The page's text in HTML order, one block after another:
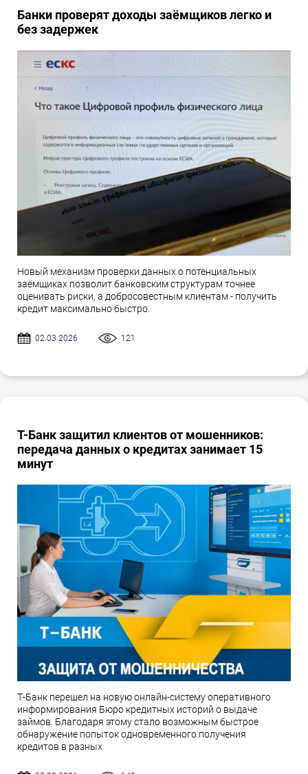
Банки проверят доходы заёмщиков легко и
без задержек
Новый механизм проверки данных о потенциальных
заёмщиках позволит банковским структурам точнее
оценивать риски, а добросовестным клиентам - получить
кредит максимально быстро.
02.03.2026 121
Т-Банк защитил клиентов от мошенников:
передача данных о кредитах занимает 15
минут
Т-Банк перешел на новую онлайн-систему оперативного
информирования Бюро кредитных историй о выдаче
займов. Благодаря этому стало возможным быстрое
обнаружение попыток одновременного получения
кредитов в разных